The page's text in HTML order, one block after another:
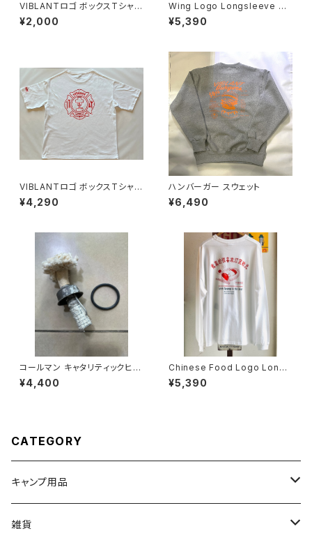
VIBLANTロゴ ボックスTシャツ
／オリーブ
¥2,000
Wing Logo Longsleeve T-
shirt 【viblant Original】
¥5,390
VIBLANTロゴ ボックスTシャツ
／ホワイト
¥4,290
ハンバーガー スウェット
¥6,490
コールマン キャタリティックヒー
ター518用ウィッグ
¥4,400
Chinese Food Logo Longs
leeve T-shirt【viblant Origi
nal 】
¥5,390
CATEGORY
キャンプ用品
ランタン関連
雑貨